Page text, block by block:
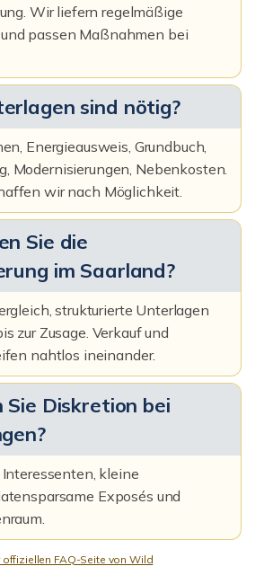
Wir liefern regelmäßige
passen Maßnahmen bei
sind nötig?
Energieausweis, Grundbuch,
Modernisierungen, Nebenkosten.
wir nach Möglichkeit.
Sie die
im Saarland?
strukturierte Unterlagen
zur Zusage. Verkauf und
nahtlos ineinander.
Sie Diskretion bei
kleine
Exposés und
offiziellen FAQ-Seite von Wild